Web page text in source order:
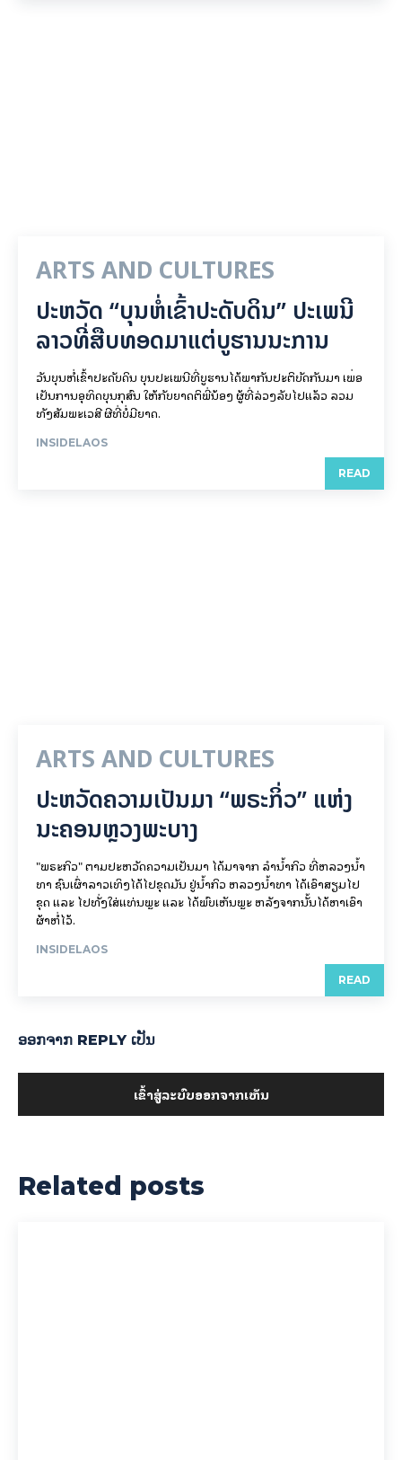
ARTS AND CULTURES
ປະຫວັດ “ບຸນຫໍ່ເຂົ້າປະດັບດິນ” ປະເພນີ
ລາວທີ່ສືບທອດມາແຕ່ບູຮານນະການ
ວັນບຸນຫໍ່ເຂົ້າປະດັບດິນ ບຸນປະເພນີທີ່ບູຮານໄດ້ພາກັນປະຕິບັດກັນມາ ເພື່ອ
ເປັນການອຸທິດບຸນກຸສົນ ໃຫ້ກັບຍາດຕິພີ່ນ້ອງ ຜູ້ທີ່ລ່ວງລັບໄປແລ້ວ ລວມ
ທັງສັມພະເວສີ ຜີທີ່ບໍ່ມີຍາດ.
INSIDELAOS
READ
ARTS AND CULTURES
ປະຫວັດຄວາມເປັນມາ “ພຣະກິ່ວ” ແຫ່ງ
ນະຄອນຫຼວງພະບາງ
"ພຣະກິວ" ຕາມປະຫວັດຄວາມເປັນມາ ໄດ້ມາຈາກ ລຳນ້ຳກິວ ທີ່ຫລວງນ້ຳ
ທາ ຊົນເຜົ່າລາວເທິງໄດ້ໄປຂຸດມັນ ຢູ່ນ້ຳກິວ ຫລວງນ້ຳທາ ໄດ້ເອົາສຽມໄປ
ຂຸດ ແລະ ໄປທັ່ງໃສ່ແທ່ນພຼະ ແລະ ໄດ້ພົບເຫັນພຼະ ຫລັງຈາກນັ້ນໄດ້ຫາເອົາ
ຜ້າຫໍ່ໄວ້.
INSIDELAOS
READ
ອອກ​ຈາກ REPLY ເປັນ
ເຂົ້າ​ສູ່​ລະ​ບົບ​ອອກ​ຈາກ​ເຫັນ
Related posts